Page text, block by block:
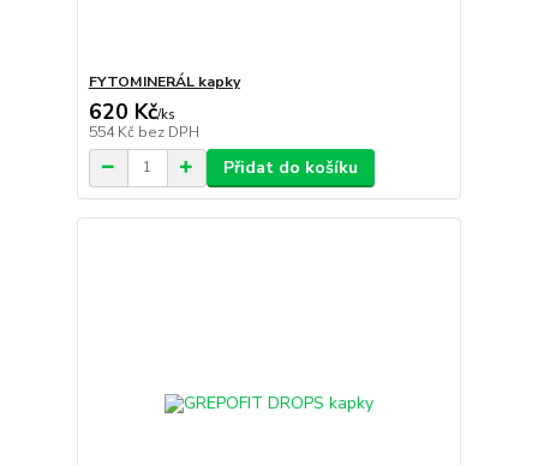
FYTOMINERÁL kapky
620 Kč/ks
554 Kč bez DPH
Přidat do košíku